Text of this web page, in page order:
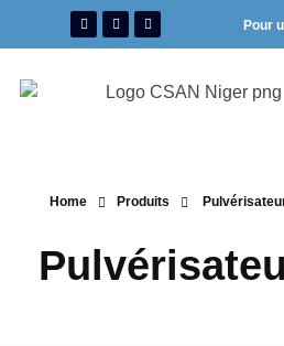
Pour
Home Produits